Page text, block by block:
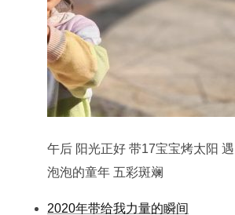
午后 阳光正好 带17宝宝烤太阳
泡泡的童年 五彩斑斓
2020年带给我力量的瞬间